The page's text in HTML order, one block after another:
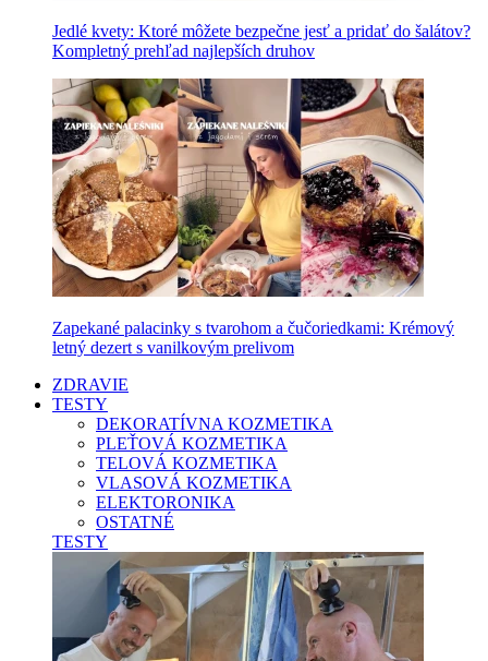
Jedlé kvety: Ktoré môžete bezpečne jesť a pridať do šalátov?
Kompletný prehľad najlepších druhov
Zapekané palacinky s tvarohom a čučoriedkami: Krémový
letný dezert s vanilkovým prelivom
ZDRAVIE
TESTY
DEKORATÍVNA KOZMETIKA
PLEŤOVÁ KOZMETIKA
TELOVÁ KOZMETIKA
VLASOVÁ KOZMETIKA
ELEKTORONIKA
OSTATNÉ
TESTY